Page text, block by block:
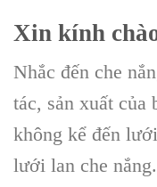
Xin kính
Nhắc đến che
tác, sản xuất của
không kể đến
lưới lan che nắng.